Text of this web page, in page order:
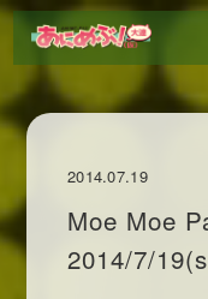
2014.07.19
Moe Moe
2014/7/